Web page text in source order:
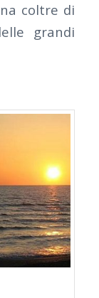
coltre di
grandi